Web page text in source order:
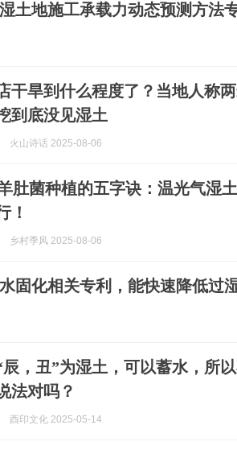
土地施工承载力动态预测方法
干旱到什么程度了？当地人称
到底没见湿土
火山诗话 2025-08-06
肚菌种植的五字诀：温光气湿
！
乡村季风 2025-08-06
固化相关专利，能快速降低过
辰，丑”为湿土，可以蓄水，所以
法对吗？
酉印文化 2025-05-14